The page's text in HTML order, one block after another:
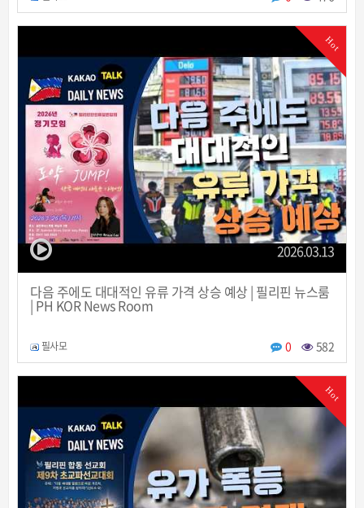
Hot
2026.03.13
다음 주에도 대대적인 유류 가격 상승 예상 | 필리핀 뉴스룸
| PH KOR News Room
필사모 0 582
Hot